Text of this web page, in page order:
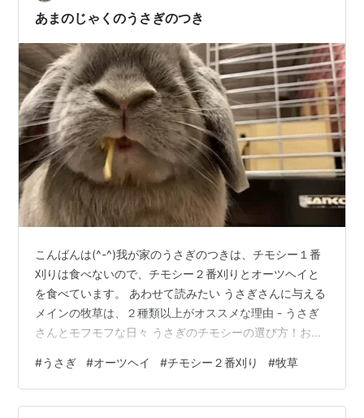
出できました。 そんな牧草…
あまのじゃくのうさぎのつき
こんばんは(^-^)我が家のうさぎのつきは、チモシー１番
刈りは食べないので、チモシー２番刈りとオーツヘイと
を食べています。 あわせて読みたい うさぎさんに与える
メインの牧草は、２種類以上がオススメな理由 - うさぎ
さんとモフモフな日々 うさぎのチモシーの選び方！おう
うさぎさんとモフモフな日々 違う牧草入れにそれぞれ入
れているのすが、一時期にはオーツヘイの方が好きだか
らオーツヘイの方を多く入れるようにしてたんです。オ
#うさぎ #オーツヘイ #チモシー２番刈り #牧草